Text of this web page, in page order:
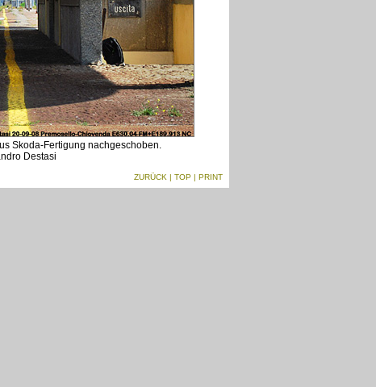
Skoda-Fertigung nachgeschoben.
Destasi
ZURÜCK | TOP | PRINT